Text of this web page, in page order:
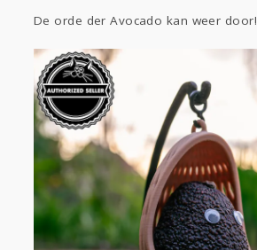
De orde der Avocado kan weer door!